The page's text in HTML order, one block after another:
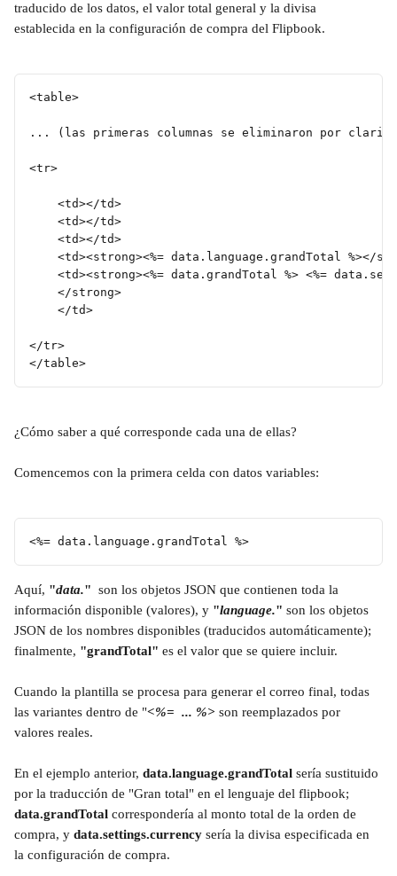
traducido de los datos, el valor total general y la divisa
establecida en la configuración de compra del Flipbook.
<table>
... (las primeras columnas se eliminaron por
<tr>
	<td></td>
	<td></td>
	<td></td>
<td><strong><%= data.language.grandTotal %></
<td><strong><%= data.grandTotal %> <%=
	</strong>
	</td>
</tr>
</table>
¿Cómo saber a qué corresponde cada una de ellas?
Comencemos con la primera celda con datos variables:
<%= data.language.grandTotal %>
Aquí, "data."
  son los objetos JSON que contienen toda la
información disponible (valores), y "language." son los objetos
JSON de los nombres disponibles (traducidos automáticamente);
finalmente, "grandTotal" es el valor que se quiere incluir.
Cuando la plantilla se procesa para generar el correo final, todas
las variantes dentro de "<%=  ... %> son reemplazados por
valores reales.
En el ejemplo anterior, data.language.grandTotal sería sustituido
por la traducción de "Gran total" en el lenguaje del flipbook;
data.grandTotal correspondería al monto total de la orden de
compra, y data.settings.currency sería la divisa especificada en
la configuración de compra.